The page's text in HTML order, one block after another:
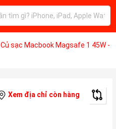
Củ sạc Macbook Magsafe 1 45W -
Xem địa chỉ còn hàng